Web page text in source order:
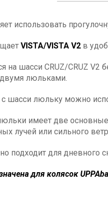
использовать
VISTA/VISTA V2в
на шасси CRUZ/CRUZ V2
люльками.
шасси люльку можно
имеет две
лучей или сильного
подходит для дневного
для колясок